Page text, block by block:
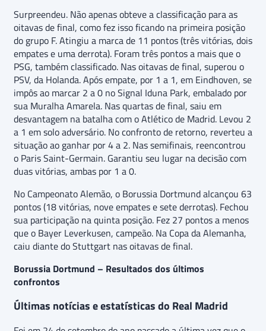
Surpreendeu. Não apenas obteve a classificação para as
oitavas de final, como fez isso ficando na primeira posição
do grupo F. Atingiu a marca de 11 pontos (três vitórias, dois
empates e uma derrota). Foram três pontos a mais que o
PSG, também classificado. Nas oitavas de final, superou o
PSV, da Holanda. Após empate, por 1 a 1, em Eindhoven, se
impôs ao marcar 2 a 0 no Signal Iduna Park, embalado por
sua Muralha Amarela. Nas quartas de final, saiu em
desvantagem na batalha com o Atlético de Madrid. Levou 2
a 1 em solo adversário. No confronto de retorno, reverteu a
situação ao ganhar por 4 a 2. Nas semifinais, reencontrou
o Paris Saint-Germain. Garantiu seu lugar na decisão com
duas vitórias, ambas por 1 a 0.
No Campeonato Alemão, o Borussia Dortmund alcançou 63
pontos (18 vitórias, nove empates e sete derrotas). Fechou
sua participação na quinta posição. Fez 27 pontos a menos
que o Bayer Leverkusen, campeão. Na Copa da Alemanha,
caiu diante do Stuttgart nas oitavas de final.
Borussia Dortmund – Resultados dos últimos
confrontos
Últimas notícias e estatísticas do Real Madrid